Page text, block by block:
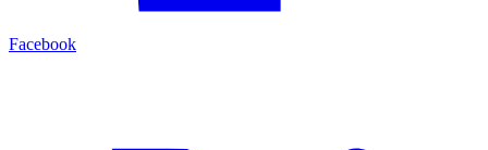
Facebook